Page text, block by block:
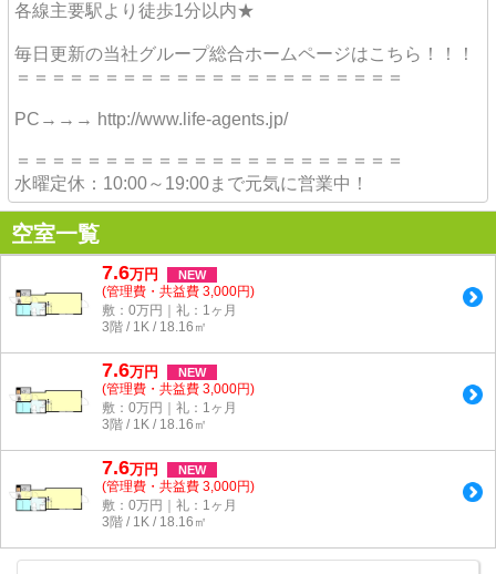
各線主要駅より徒歩1分以内★
毎日更新の当社グループ総合ホームページはこちら！！！
＝＝＝＝＝＝＝＝＝＝＝＝＝＝＝＝＝＝＝＝＝＝
PC→→→ http://www.life-agents.jp/
＝＝＝＝＝＝＝＝＝＝＝＝＝＝＝＝＝＝＝＝＝＝
水曜定休：10:00～19:00まで元気に営業中！
空室一覧
7.6万円 NEW
(管理費・共益費 3,000円)
敷：0万円｜礼：1ヶ月
3階 / 1K / 18.16㎡
7.6万円 NEW
(管理費・共益費 3,000円)
敷：0万円｜礼：1ヶ月
3階 / 1K / 18.16㎡
7.6万円 NEW
(管理費・共益費 3,000円)
敷：0万円｜礼：1ヶ月
3階 / 1K / 18.16㎡